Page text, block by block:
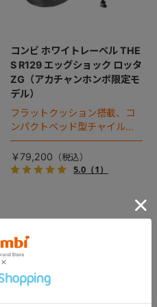
コンビ ホワイトレーベル THE
S R129 エッグショック ロッタ
ZG（アカチャンホンポ限定モ
デル）
フラットクッション搭載、コ
ンパクトベッド型チャイルド
シート（2025年モデル）。
￥79,200
5.0（1）